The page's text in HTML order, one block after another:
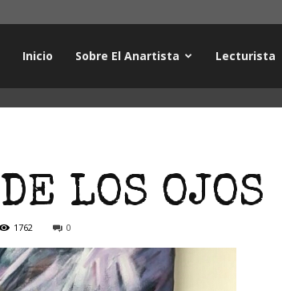
Inicio Sobre El Anartista Lecturista
LOS OJOS
1762 0